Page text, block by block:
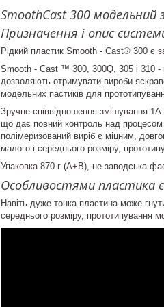
SmoothCast 300 модельний
Призначення і опис
Рідкий пластик Smooth - Cast® 300 є
Smooth - Cast ™ 300, 300Q, 305 і 310 -
дозволяють отримувати вироби
модельних пастиків для
Зручне співвідношення змішування
що дає повний контроль над
полімеризований виріб є міцним,
малого і середнього розміру,
Упаковка 870 г (А+В), не заводська
Особливостями пластика є
Навіть дуже тонка пластина може
середнього розміру, прототипування